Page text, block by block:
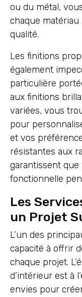
ou du métal,
chaque
qualité.
Les finitions
également
particulière
aux finitions
variées, vous
pour
et vos
résistantes aux
garantissent
fonctionnelle
Les
un Projet
L’un des
capacité à offrir
chaque projet.
d’intérieur est à
envies pour